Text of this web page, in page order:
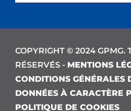
COPYRIGHT © 2024 GPMG.
RÉSERVÉS - MENTIONS
CONDITIONS GÉNÉRALES
DONNÉES À CARACTÈRE
POLITIQUE DE COOKIES